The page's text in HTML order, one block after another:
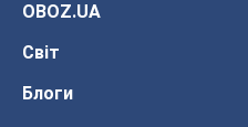
OBOZ.UA
Світ
Блоги